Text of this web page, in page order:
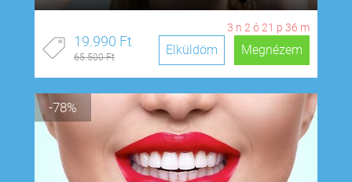
3 n 2ó 21 p 35 m
19.990 Ft
65.500 Ft Megnézem
Elküldöm
-78%